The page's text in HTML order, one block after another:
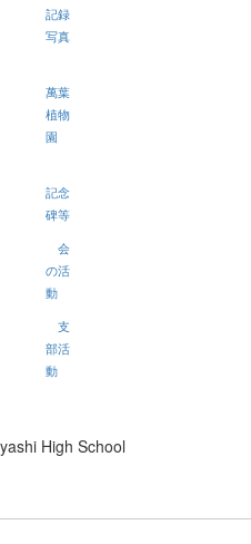
記録
写真
萬葉
植物
園
記念
碑等
会
の活
動
支
部活
動
High School